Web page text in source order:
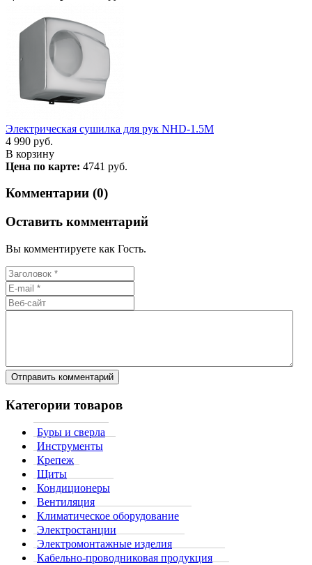
Электрическая сушилка для рук NHD-1.5M
4 990 руб.
В корзину
Цена по карте: 4741 руб.
Комментарии (0)
Оставить комментарий
Вы комментируете как Гость.
Категории товаров
Буры и сверла
Инструменты
Крепеж
Щиты
Кондиционеры
Вентиляция
Климатическое оборудование
Электростанции
Электромонтажные изделия
Кабельно-проводниковая продукция